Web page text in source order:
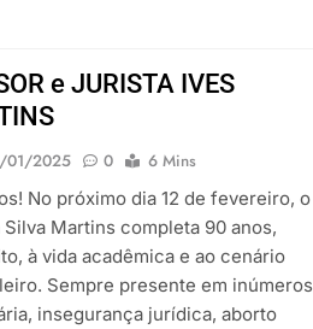
e JURISTA IVES
01/2025 0
6 Mins
No próximo dia 12 de fevereiro, o
Martins completa 90 anos,
à vida acadêmica e ao cenário
Sempre presente em inúmeros
insegurança jurídica, aborto